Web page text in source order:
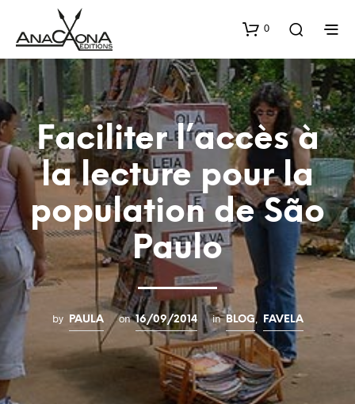
0
Faciliter l’accès à
la lecture pour la
population de São
Paulo
by PAULA on 16/09/2014 in BLOG, FAVELA